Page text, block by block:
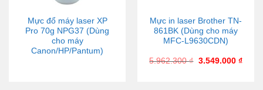
Mực đổ máy laser XP
Pro 70g NPG37 (Dùng
cho máy
Canon/HP/Pantum)
Mực in laser Brother TN-
861BK (Dùng cho máy
MFC-L9630CDN)
5.962.300₫ 3.549.000 ₫